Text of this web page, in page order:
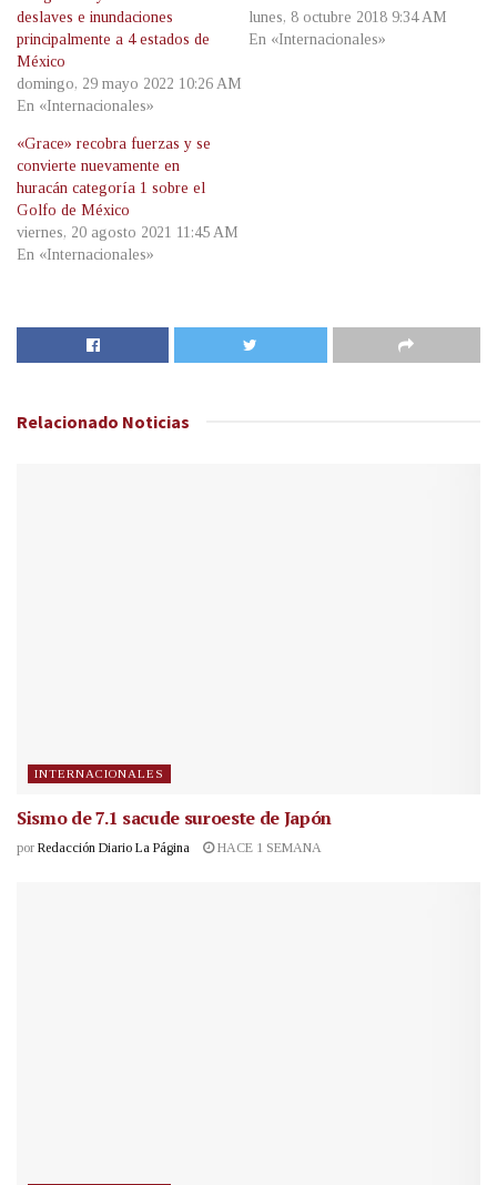
deslaves e inundaciones
principalmente a 4 estados de
México
domingo, 29 mayo 2022 10:26 AM
En «Internacionales»
lunes, 8 octubre 2018 9:34 AM
En «Internacionales»
«Grace» recobra fuerzas y se
convierte nuevamente en
huracán categoría 1 sobre el
Golfo de México
viernes, 20 agosto 2021 11:45 AM
En «Internacionales»
Relacionado Noticias
INTERNACIONALES
Sismo de 7.1 sacude suroeste de Japón
por Redacción Diario La Página HACE 1 SEMANA